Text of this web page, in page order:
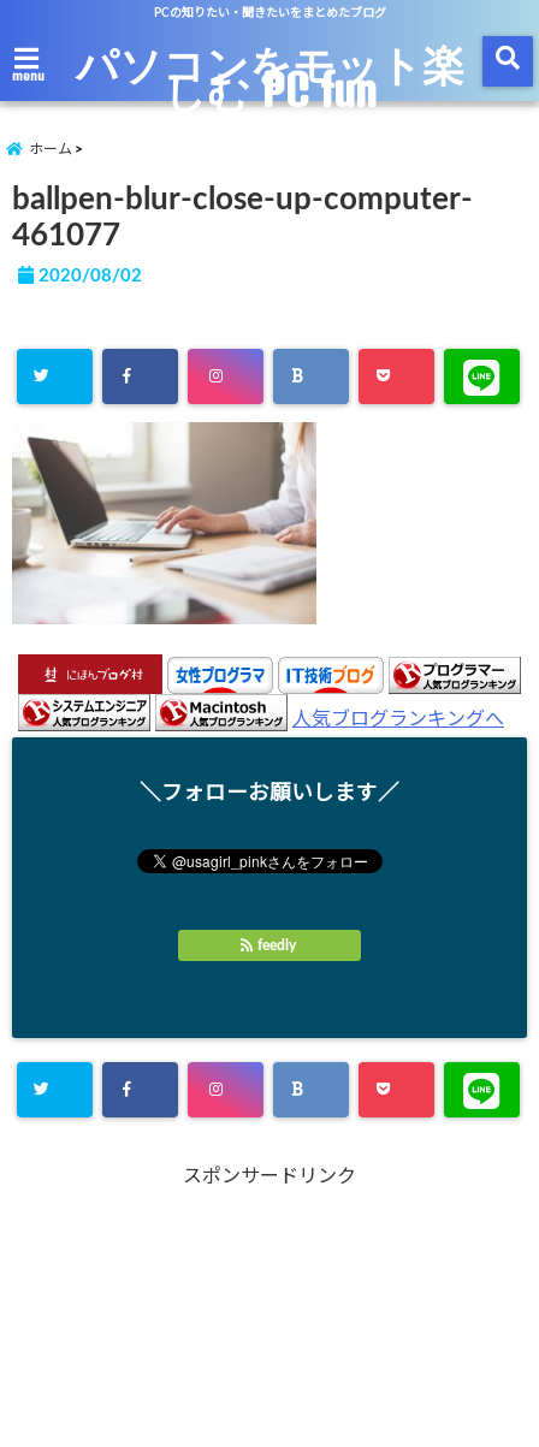
PCの知りたい・聞きたいをまとめたブログ
menu パソコンをモット楽
しむ PC fun
ホーム
ballpen-blur-close-up-computer-
461077
2020/08/02
人気ブログランキングへ
＼フォローお願いします／
feedly
スポンサードリンク